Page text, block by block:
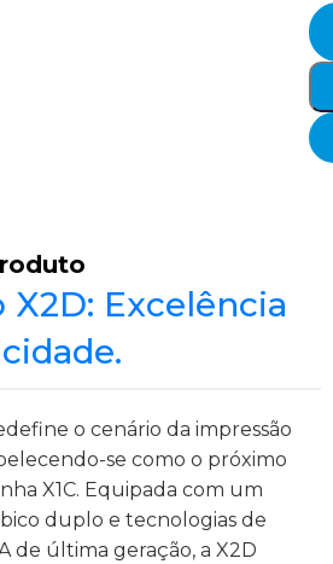
Excelência
o cenário da impressão
se como o próximo
X1C. Equipada com um
duplo e tecnologias de
de última geração, a X2D